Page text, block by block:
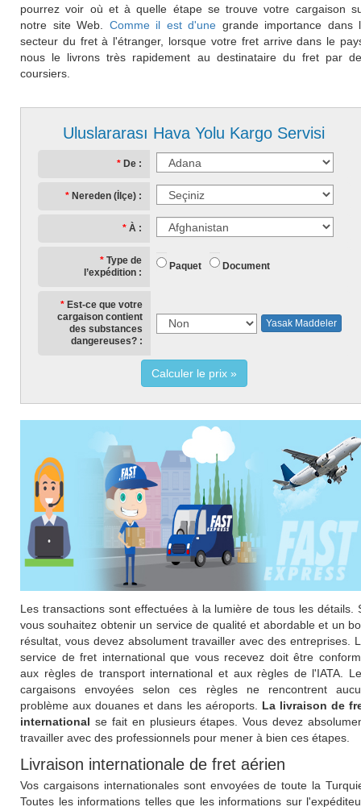
Uluslararası Hava Yolu Kargo Servisi
De
Nereden (İlçe)
À
Type de
l’expédition
Paquet Document
Est-ce que votre
cargaison contient
des substances
dangereuses?
Yasak Maddeler
Calculer le prix
pourrez voir où et à quelle étape se trouve votre cargaison
notre site Web. Comme il est d'une grande importance dans
secteur du fret à l'étranger, lorsque votre fret arrive dans le
nous le livrons très rapidement au destinataire du fret par
coursiers.
Les transactions sont effectuées à la lumière de tous les détails.
vous souhaitez obtenir un service de qualité et abordable et un
résultat, vous devez absolument travailler avec des entreprises.
service de fret international que vous recevez doit être
aux règles de transport international et aux règles de l'IATA.
cargaisons envoyées selon ces règles ne rencontrent
problème aux douanes et dans les aéroports. La livraison de
international se fait en plusieurs étapes. Vous devez
travailler avec des professionnels pour mener à bien ces étapes.
Livraison internationale de fret aérien
Vos cargaisons internationales sont envoyées de toute la
Toutes les informations telles que les informations sur